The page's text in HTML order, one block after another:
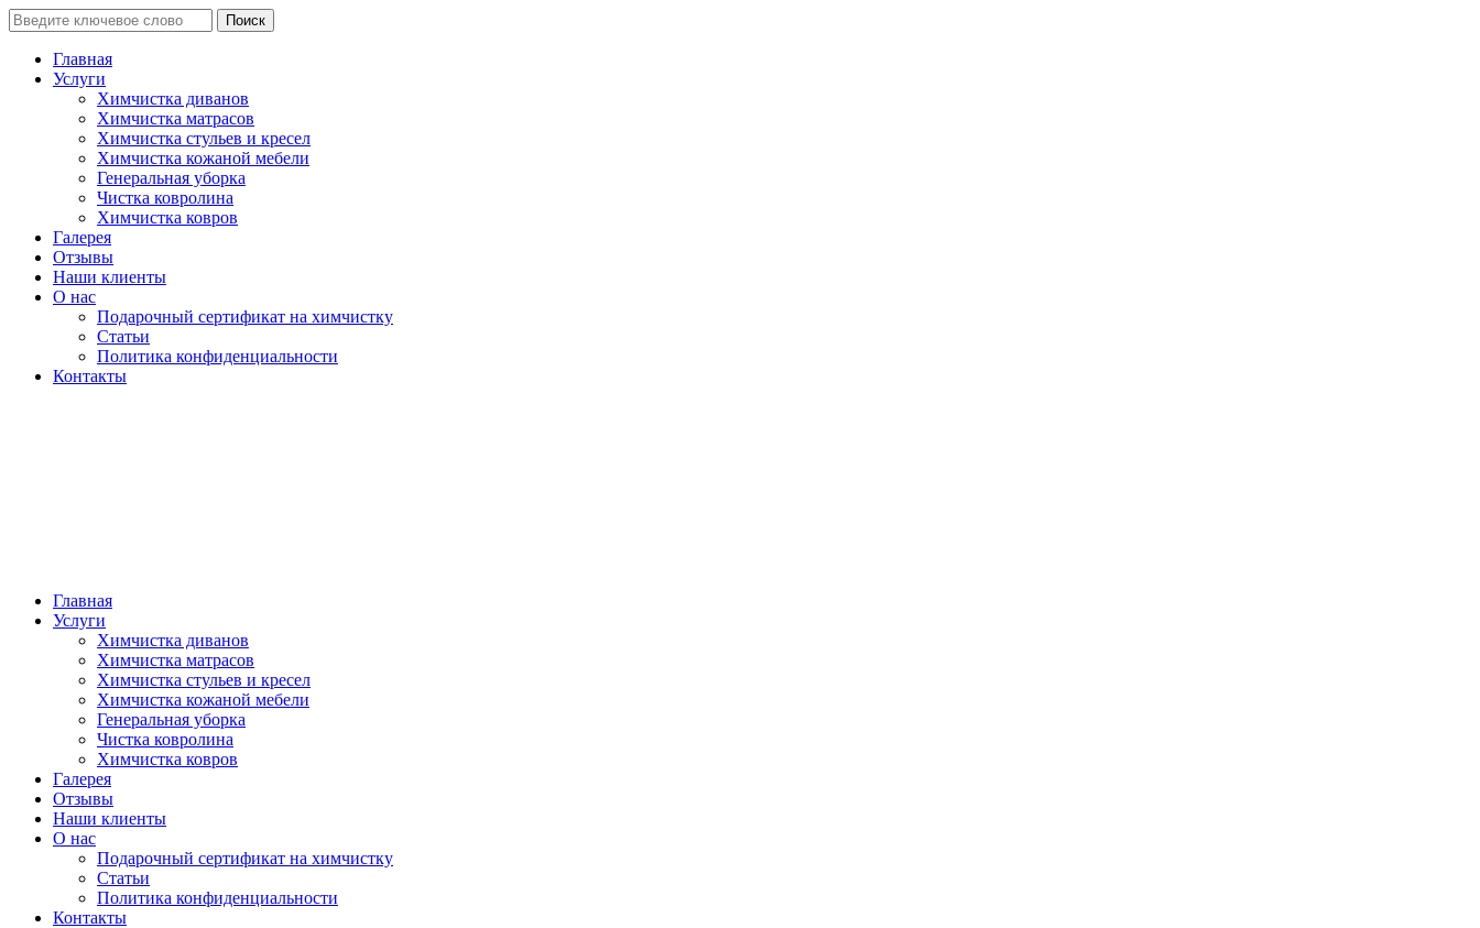
Поиск
Главная
Услуги
Химчистка диванов
Химчистка матрасов
Химчистка стульев и кресел
Химчистка кожаной мебели
Генеральная уборка
Чистка ковролина
Химчистка ковров
Галерея
Отзывы
Наши клиенты
О нас
Подарочный сертификат на химчистку
Статьи
Политика конфиденциальности
Контакты
Главная
Услуги
Химчистка диванов
Химчистка матрасов
Химчистка стульев и кресел
Химчистка кожаной мебели
Генеральная уборка
Чистка ковролина
Химчистка ковров
Галерея
Отзывы
Наши клиенты
О нас
Подарочный сертификат на химчистку
Статьи
Политика конфиденциальности
Контакты